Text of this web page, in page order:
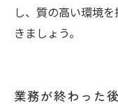
し、質の高い環境
きましょう。
業務が終わった